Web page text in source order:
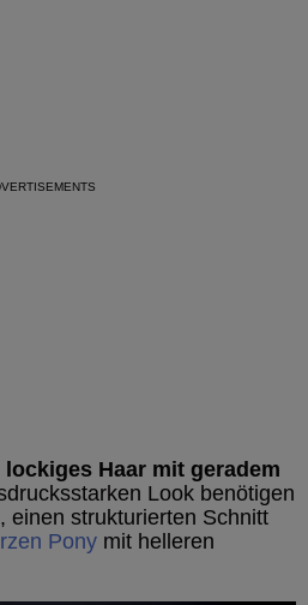
Haar mit geradem
Look benötigen
einen strukturierten Schnitt
Pony mit helleren